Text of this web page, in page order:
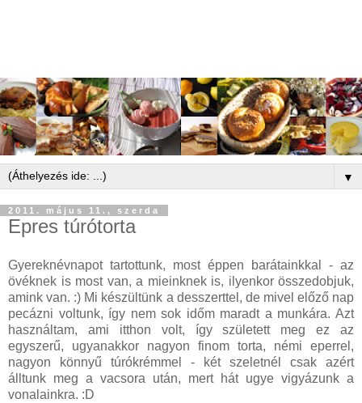
▼
2011. május 11., szerda
Epres túrótorta
Gyereknévnapot tartottunk, most éppen barátainkkal - az
övéknek is most van, a mieinknek is, ilyenkor összedobjuk,
amink van. :) Mi készültünk a desszerttel, de mivel előző nap
pecázni voltunk, így nem sok időm maradt a munkára. Azt
használtam, ami itthon volt, így született meg ez az
egyszerű, ugyanakkor nagyon finom torta, némi eperrel,
nagyon könnyű túrókrémmel - két szeletnél csak azért
álltunk meg a vacsora után, mert hát ugye vigyázunk a
vonalainkra. :D